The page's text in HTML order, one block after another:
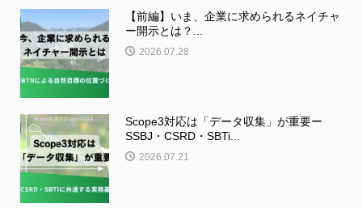
【前編】いま、企業に求められるネイチャ
ー開示とは？...
2026.07.28
Scope3対応は「データ収集」が重要ー
SSBJ・CSRD・SBTi...
2026.07.21